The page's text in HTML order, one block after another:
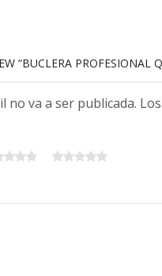
“BUCLERA PROFESIONAL
no va a ser publicada.